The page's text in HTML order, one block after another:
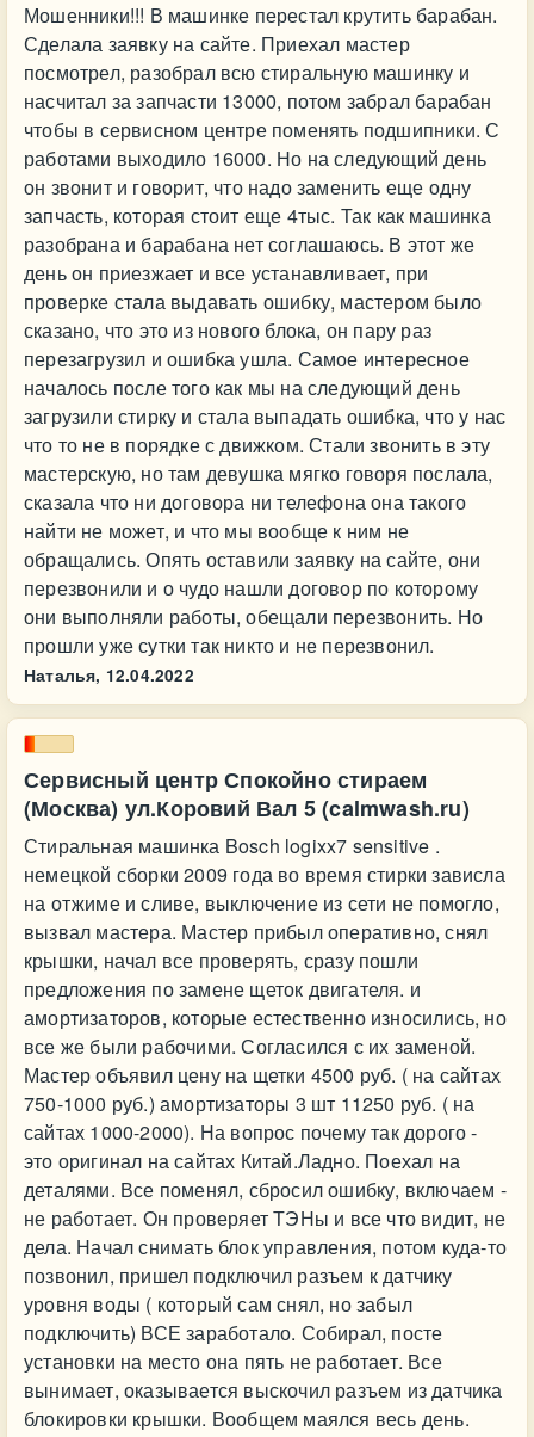
Мошенники!!! В машинке перестал крутить барабан.
Сделала заявку на сайте. Приехал мастер
посмотрел, разобрал всю стиральную машинку и
насчитал за запчасти 13000, потом забрал барабан
чтобы в сервисном центре поменять подшипники. С
работами выходило 16000. Но на следующий день
он звонит и говорит, что надо заменить еще одну
запчасть, которая стоит еще 4тыс. Так как машинка
разобрана и барабана нет соглашаюсь. В этот же
день он приезжает и все устанавливает, при
проверке стала выдавать ошибку, мастером было
сказано, что это из нового блока, он пару раз
перезагрузил и ошибка ушла. Самое интересное
началось после того как мы на следующий день
загрузили стирку и стала выпадать ошибка, что у нас
что то не в порядке с движком. Стали звонить в эту
мастерскую, но там девушка мягко говоря послала,
сказала что ни договора ни телефона она такого
найти не может, и что мы вообще к ним не
обращались. Опять оставили заявку на сайте, они
перезвонили и о чудо нашли договор по которому
они выполняли работы, обещали перезвонить. Но
прошли уже сутки так никто и не перезвонил.
Наталья, 12.04.2022
Сервисный центр Спокойно стираем
(Москва) ул.Коровий Вал 5 (calmwash.ru)
Стиральная машинка Bosch logixx7 sensitive .
немецкой сборки 2009 года во время стирки зависла
на отжиме и сливе, выключение из сети не помогло,
вызвал мастера. Мастер прибыл оперативно, снял
крышки, начал все проверять, сразу пошли
предложения по замене щеток двигателя. и
амортизаторов, которые естественно износились, но
все же были рабочими. Согласился с их заменой.
Мастер объявил цену на щетки 4500 руб. ( на сайтах
750-1000 руб.) амортизаторы 3 шт 11250 руб. ( на
сайтах 1000-2000). На вопрос почему так дорого -
это оригинал на сайтах Китай.Ладно. Поехал на
деталями. Все поменял, сбросил ошибку, включаем -
не работает. Он проверяет ТЭНы и все что видит, не
дела. Начал снимать блок управления, потом куда-то
позвонил, пришел подключил разъем к датчику
уровня воды ( который сам снял, но забыл
подключить) ВСЕ заработало. Собирал, посте
установки на место она пять не работает. Все
вынимает, оказывается выскочил разъем из датчика
блокировки крышки. Вообщем маялся весь день.